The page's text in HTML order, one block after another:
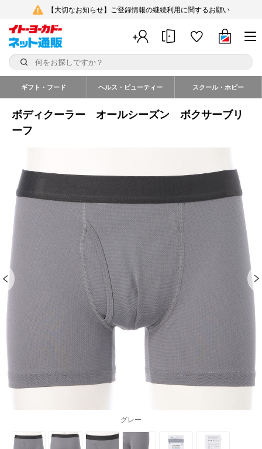
【大切なお知らせ】ご登録情報の継続利用に関するお願い
ギフト・フード ヘルス・ビューティー スクール・ホビー
ボディクーラー オールシーズン ボクサーブリ
ーフ
グレー